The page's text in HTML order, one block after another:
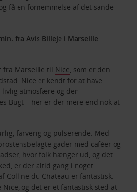
få en fornemmelse af det sande
fra Avis Billeje i Marseille
fra Marseille til Nice , som er den
Nice er kendt for at have
atmosfære og den
Bugt – her er der mere end nok at
farverig og pulserende. Med
gader med caféer og
hvor folk hænger ud, og det
er der altid gang i noget.
Colline du Chateau er fantastisk.
Nice, og det er et fantastisk sted at